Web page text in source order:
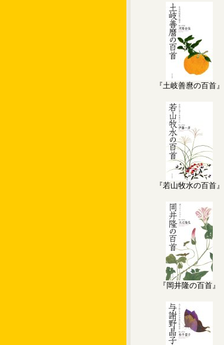
『土岐善麿の百首』
『若山牧水の百首』
『岡井隆の百首』